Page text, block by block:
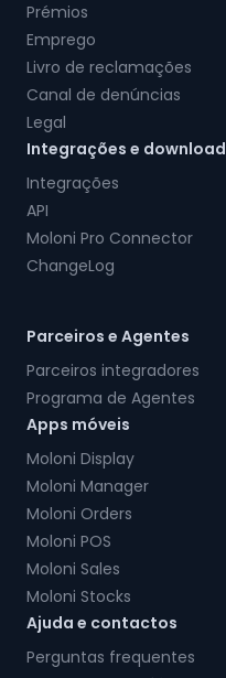
Prémios
Emprego
Livro de reclamações
Canal de denúncias
Legal
Integrações e
Integrações
API
Moloni Pro Connector
ChangeLog
Parceiros e Agentes
Parceiros integradores
Programa de Agentes
Apps móveis
Moloni Display
Moloni Manager
Moloni Orders
Moloni POS
Moloni Sales
Moloni Stocks
Ajuda e contactos
Perguntas frequentes